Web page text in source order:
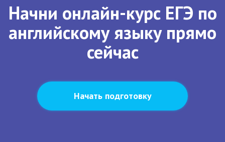
Начни онлайн-курс ЕГЭ по
английскому языку прямо
сейчас
Начать подготовку